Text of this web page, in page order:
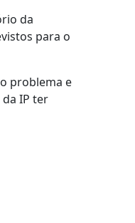
da
para o
problema e
IP ter